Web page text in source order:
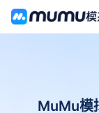
MuMu模